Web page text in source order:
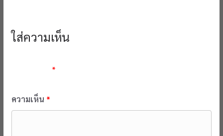
ใส่ความเห็น
*
ความเห็น *